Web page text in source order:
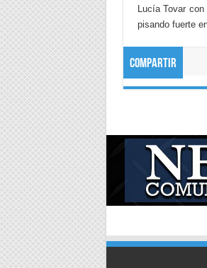
Lucía Tovar
pisando fuerte
Compartir